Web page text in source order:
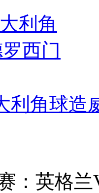
利角球造
：英格